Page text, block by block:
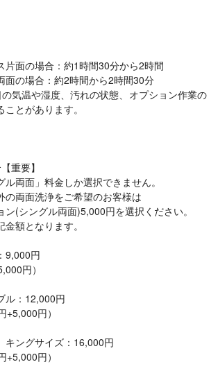
片面の場合：約1時間30分から2時間
面の場合：約2時間から2時間30分
気温や湿度、汚れの状態、オプション作業の
とがあります。
重要】
両面」料金しか選択できません。
の両面洗浄をご希望のお客様は
ン(シングル両面)5,000円を選択ください。
額となります。
9,000円
円）
ル：12,000円
+5,000円）
キングサイズ：16,000円
+5,000円）